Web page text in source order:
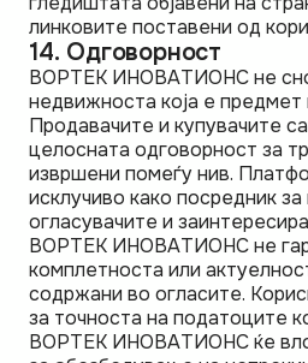
линковите поставени од
14. Одговорност
ВОРТЕК ИНОВАТИОНС не
недвижноста која е предмет
Продавачите и купувачите
целосната одговорност за
извршени помеѓу нив.
исклучиво како посредник
огласувачите и
ВОРТЕК ИНОВАТИОНС не
комплетноста или
содржани во огласите.
за точноста на податоците
ВОРТЕК ИНОВАТИОНС ќе